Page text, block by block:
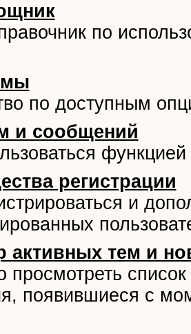
по
по доступным
и сообщений
регистрации
и
активных тем и
просмотреть
появившиеся с